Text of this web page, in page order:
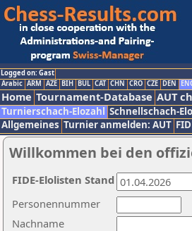
Logged on: Gast
Arabic ARM AZE BIH BUL CAT CHN CRO CZE DEN
Home Tournament-Database AUT
Turnierschach-Elozahl Schnellschach-
Allgemeines Turnier anmelden: AUT
Willkommen bei den
Nachname
Personennummer
FIDE-Elolisten Stand